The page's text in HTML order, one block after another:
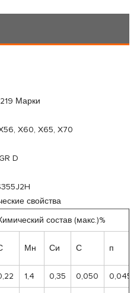
Марки
X60, X65, X70
D
свойства
состав (макс.)%
Мн Си С п
1,4 0,35 0,050 0,045